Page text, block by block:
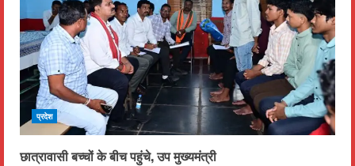
प्रदेश
छात्रावासी बच्चों के बीच पहुंचे, उप मुख्यमंत्री